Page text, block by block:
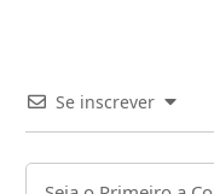
Se inscrever